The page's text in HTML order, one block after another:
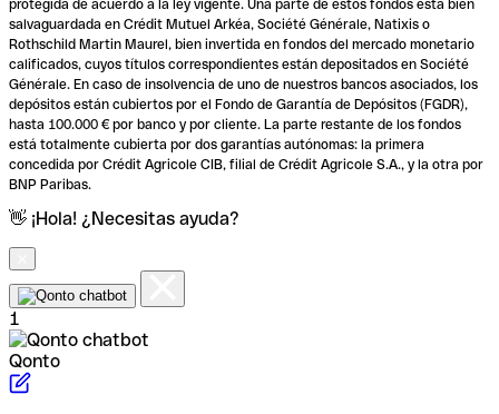
protegida de acuerdo a la ley vigente. Una parte de estos fondos está bien
salvaguardada en Crédit Mutuel Arkéa, Société Générale, Natixis o
Rothschild Martin Maurel, bien invertida en fondos del mercado monetario
calificados, cuyos títulos correspondientes están depositados en Société
Générale. En caso de insolvencia de uno de nuestros bancos asociados, los
depósitos están cubiertos por el Fondo de Garantía de Depósitos (FGDR),
hasta 100.000 € por banco y por cliente. La parte restante de los fondos
está totalmente cubierta por dos garantías autónomas: la primera
concedida por Crédit Agricole CIB, filial de Crédit Agricole S.A., y la otra por
BNP Paribas.
👋 ¡Hola! ¿Necesitas ayuda?
1
Qonto